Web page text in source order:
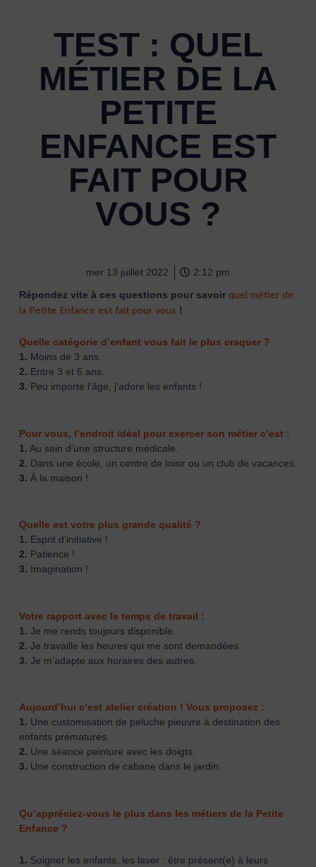
TEST : QUEL
MÉTIER DE LA
PETITE
ENFANCE EST
FAIT POUR
VOUS ?
mer 13 juillet 2022 2:12 pm
Répondez vite à ces questions pour savoir quel métier de
la Petite Enfance est fait pour vous !
Quelle catégorie d’enfant vous fait le plus craquer ?
1. Moins de 3 ans.
2. Entre 3 et 6 ans.
3. Peu importe l’âge, j’adore les enfants !
Pour vous, l’endroit idéal pour exercer son métier c’est :
1. Au sein d’une structure médicale.
2. Dans une école, un centre de loisir ou un club de vacances.
3. À la maison !
Quelle est votre plus grande qualité ?
1. Esprit d’initiative !
2. Patience !
3. Imagination !
Votre rapport avec le temps de travail :
1. Je me rends toujours disponible.
2. Je travaille les heures qui me sont demandées
3. Je m’adapte aux horaires des autres.
Aujourd’hui c’est atelier création ! Vous proposez :
1. Une customisation de peluche pieuvre à destination des
enfants prématurés.
2. Une séance peinture avec les doigts.
3. Une construction de cabane dans le jardin.
Qu’appréciez-vous le plus dans les métiers de la Petite
Enfance ?
1. Soigner les enfants, les laver : être présent(e) à leurs